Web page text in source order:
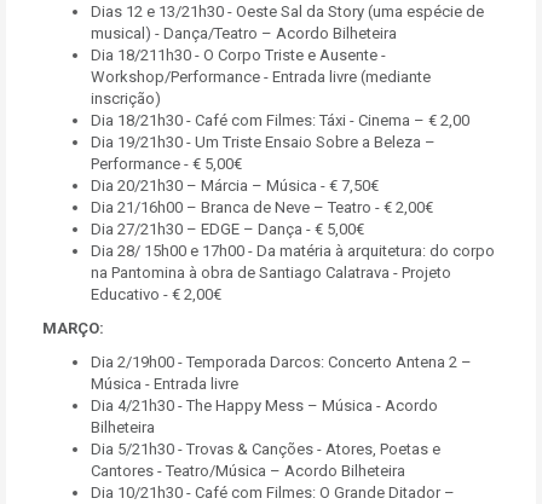
Dias 12 e 13/21h30 - Oeste Sal da Story (uma espécie de
musical) - Dança/Teatro – Acordo Bilheteira
Dia 18/211h30 - O Corpo Triste e Ausente -
Workshop/Performance - Entrada livre (mediante
inscrição)
Dia 18/21h30 - Café com Filmes: Táxi - Cinema – € 2,00
Dia 19/21h30 - Um Triste Ensaio Sobre a Beleza –
Performance - € 5,00€
Dia 20/21h30 – Márcia – Música - € 7,50€
Dia 21/16h00 – Branca de Neve – Teatro - € 2,00€
Dia 27/21h30 – EDGE – Dança - € 5,00€
Dia 28/ 15h00 e 17h00 - Da matéria à arquitetura: do corpo
na Pantomina à obra de Santiago Calatrava - Projeto
Educativo - € 2,00€
MARÇO:
Dia 2/19h00 - Temporada Darcos: Concerto Antena 2 –
Música - Entrada livre
Dia 4/21h30 - The Happy Mess – Música - Acordo
Bilheteira
Dia 5/21h30 - Trovas & Canções - Atores, Poetas e
Cantores - Teatro/Música – Acordo Bilheteira
Dia 10/21h30 - Café com Filmes: O Grande Ditador –